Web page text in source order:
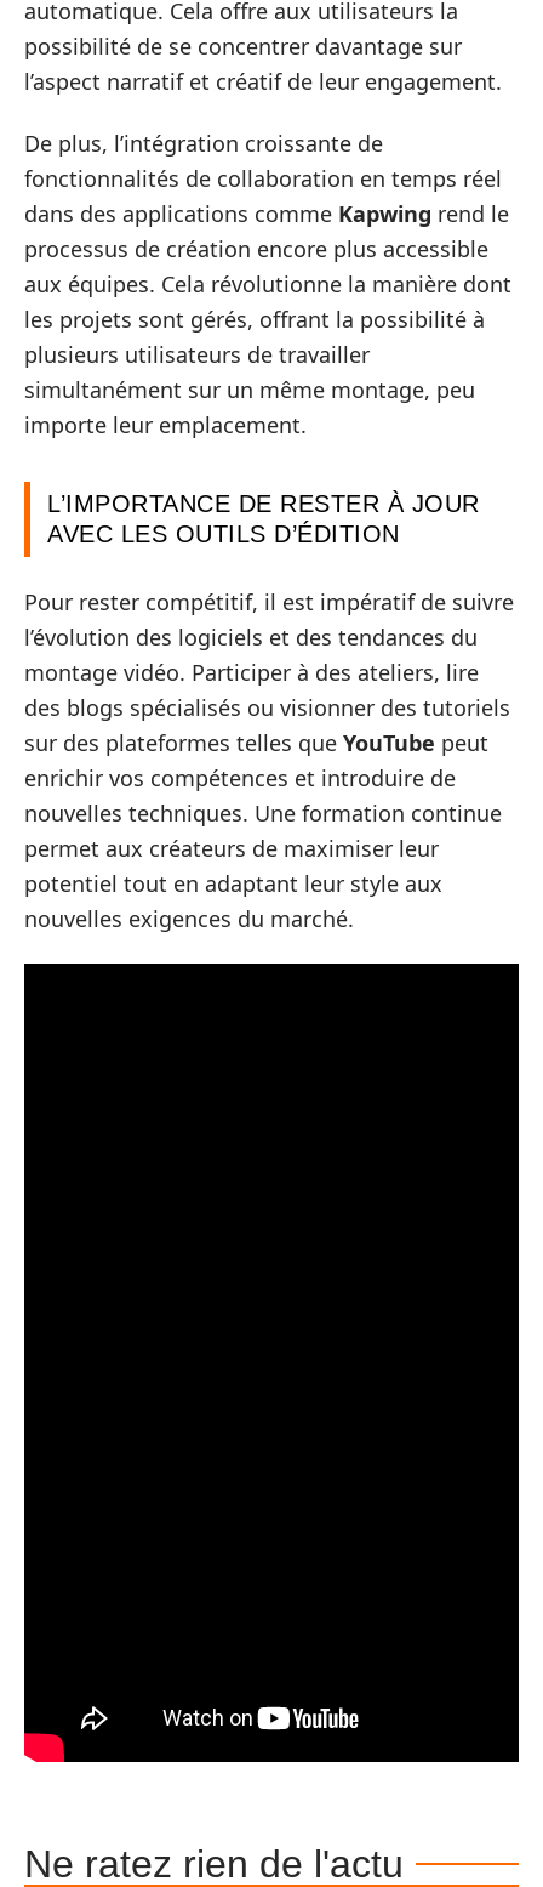
automatique. Cela offre aux utilisateurs la
possibilité de se concentrer davantage sur
l’aspect narratif et créatif de leur engagement.
De plus, l’intégration croissante de
fonctionnalités de collaboration en temps réel
dans des applications comme Kapwing rend le
processus de création encore plus accessible
aux équipes. Cela révolutionne la manière dont
les projets sont gérés, offrant la possibilité à
plusieurs utilisateurs de travailler
simultanément sur un même montage, peu
importe leur emplacement.
L’IMPORTANCE DE RESTER À JOUR
AVEC LES OUTILS D’ÉDITION
Pour rester compétitif, il est impératif de suivre
l’évolution des logiciels et des tendances du
montage vidéo. Participer à des ateliers, lire
des blogs spécialisés ou visionner des tutoriels
sur des plateformes telles que YouTube peut
enrichir vos compétences et introduire de
nouvelles techniques. Une formation continue
permet aux créateurs de maximiser leur
potentiel tout en adaptant leur style aux
nouvelles exigences du marché.
Ne ratez rien de l'actu